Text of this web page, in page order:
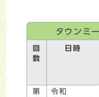
タウンミ
回
数
日時
第
令和